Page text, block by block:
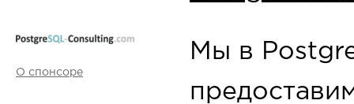
О спонсоре
Мы в